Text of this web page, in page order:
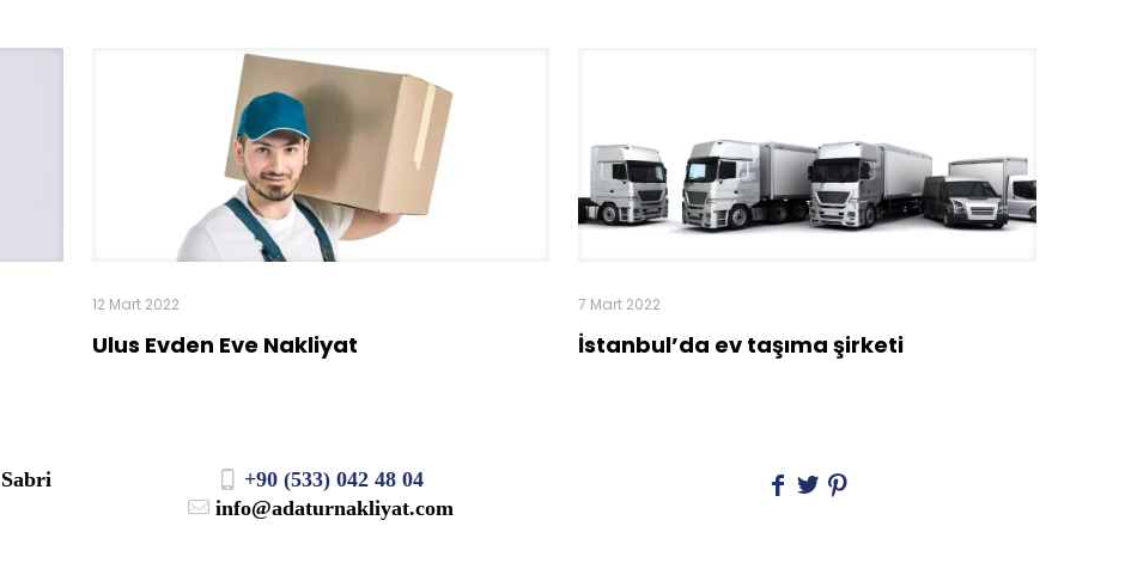
12 Mart 2022
Ulus Evden Eve Nakliyat
7 Mart 2022
İstanbul’da ev taşıma şirketi
+90 (533) 042 48 04
info@adaturnakliyat.com